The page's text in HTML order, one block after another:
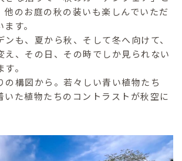
他のお庭の秋の装いも楽しんでいただ
す。
も、夏から秋、そして冬へ向けて、
え、その日、その時でしか見られない
。
の構図から。若々しい青い植物たち
いた植物たちのコントラストが秋空に